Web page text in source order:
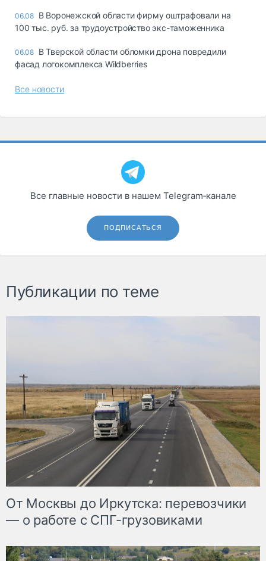
06.08 В Воронежской области фирму оштрафовали на
100 тыс. руб. за трудоустройство экс-таможенника
06.08 В Тверской области обломки дрона повредили
фасад логокомплекса Wildberries
Все новости
Все главные новости в нашем Telegram‑канале
ПОДПИСАТЬСЯ
Публикации по теме
От Москвы до Иркутска: перевозчики
— о работе с СПГ-грузовиками